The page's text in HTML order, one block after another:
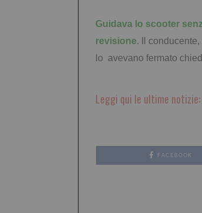
Guidava lo scooter
revisione. Il
lo avevano fermato
Leggi qui le ultime notizie:
FACEBOOK